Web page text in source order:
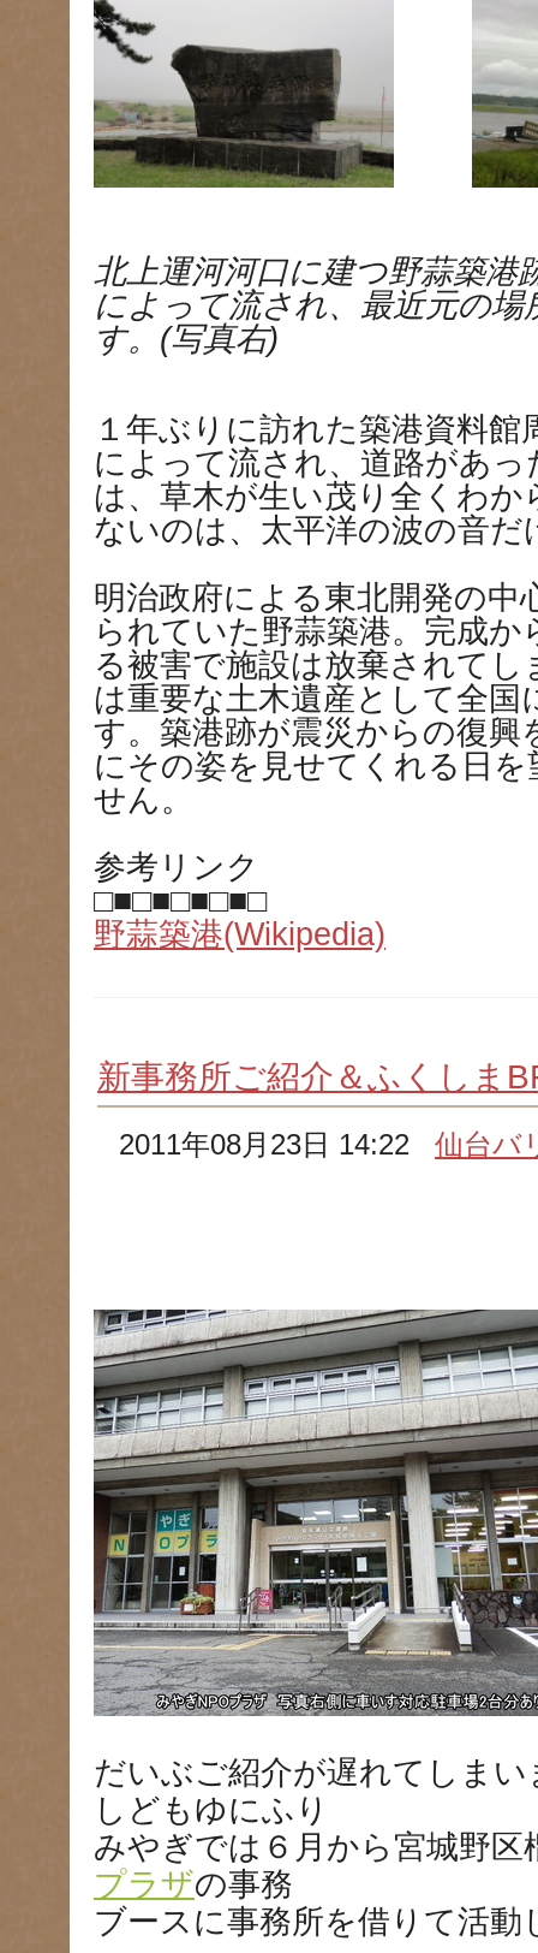
北上運河河口に建つ野蒜築
によって流され、最近元の
す。(写真右)
１年ぶりに訪れた築港資料館
によって流され、道路があ
は、草木が生い茂り全くわ
ないのは、太平洋の波の音だ
明治政府による東北開発の中
られていた野蒜築港。完成か
る被害で施設は放棄されて
は重要な土木遺産として全国
す。築港跡が震災からの復興
にその姿を見せてくれる日
せん。
参考リンク
□■□■□■□■□
野蒜築港(Wikipedia)
新事務所ご紹介＆ふくしま
2011年08月23日 14:22仙台バ
だいぶご紹介が遅れてしま
しどもゆにふり
みやぎでは６月から宮城野区
プラザの事務
ブースに事務所を借りて活動